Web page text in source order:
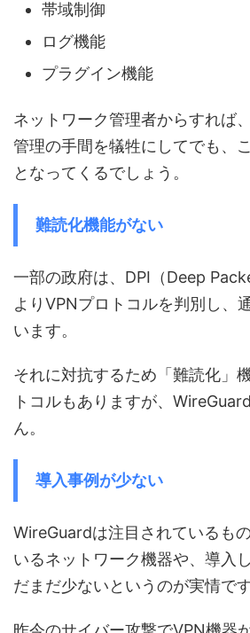
帯域制御
ログ機能
プラグイン機能
ネットワーク管理者からすれば
管理の手間を犠牲にしてでも、
となってくるでしょう。
難読化機能がない
一部の政府は、DPI（Deep
よりVPNプロトコルを判別し、
います。
それに対抗するため「難読化」
トコルもありますが、
ん。
導入事例が少ない
WireGuardは注目されているも
いるネットワーク機器や、導入
だまだ少ないというのが実情です